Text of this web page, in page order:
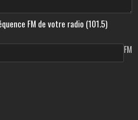
FM de votre radio (101.5)
FM